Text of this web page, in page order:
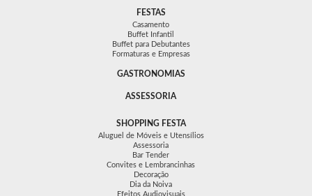
FESTAS
Casamento
Buffet Infantil
Buffet para Debutantes
Formaturas e Empresas
GASTRONOMIAS
ASSESSORIA
SHOPPING FESTA
Aluguel de Móveis e Utensílios
Assessoria
Bar Tender
Convites e Lembrancinhas
Decoração
Dia da Noiva
Efeitos Audiovisuais